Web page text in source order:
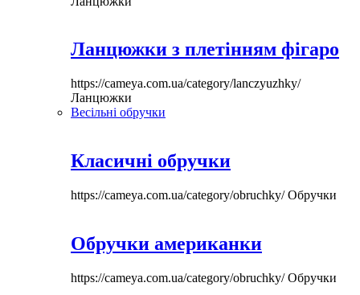
Ланцюжки з плетінням фігаро
https://cameya.com.ua/category/lanczyuzhky/
Ланцюжки
Весільні обручки
Класичні обручки
https://cameya.com.ua/category/obruchky/Обручки
Обручки американки
https://cameya.com.ua/category/obruchky/Обручки